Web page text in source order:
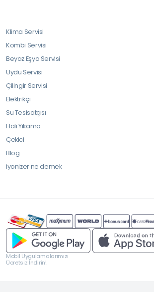
Klima Servisi
Kombi Servisi
Beyaz Eşya Servisi
Uydu Servisi
Çilingir Servisi
Elektrikçi
Su Tesisatçısı
Halı Yıkama
Çekici
Blog
iyonizer ne demek
Mobil Uygulamalarımızı
Ücretsiz İndirin!